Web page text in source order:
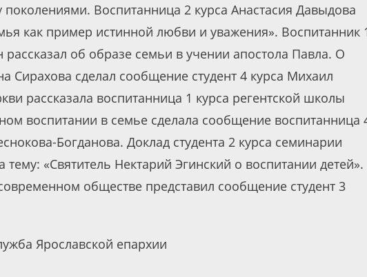
Воспитанница 2 курса Анастасия Давыдова
как пример истинной любви и уважения». Воспитанник
об образе семьи в учении апостола Павла. О
Сирахова сделал сообщение студент 4 курса Михаил
рассказала воспитанница 1 курса регентской школы
воспитании в семье сделала сообщение воспитанница
Богданова. Доклад студента 2 курса семинарии
«Святитель Нектарий Эгинский о воспитании
обществе представил сообщение студент 3
Ярославской епархии